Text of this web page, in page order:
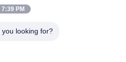
d'huile de
7:39 PM
looking for?